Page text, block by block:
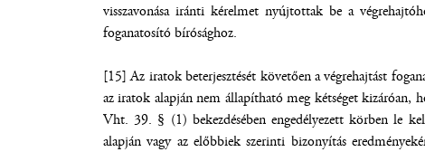
visszavonása iránti kérelmet nyújtottak be a
foganatosító bírósághoz.
[15] Az iratok beterjesztését követően a végrehajtást
az iratok alapján nem állapítható meg kétséget kizáróan,
Vht. 39. § (1) bekezdésében engedélyezett körben le
alapján vagy az előbbiek szerinti bizonyítás